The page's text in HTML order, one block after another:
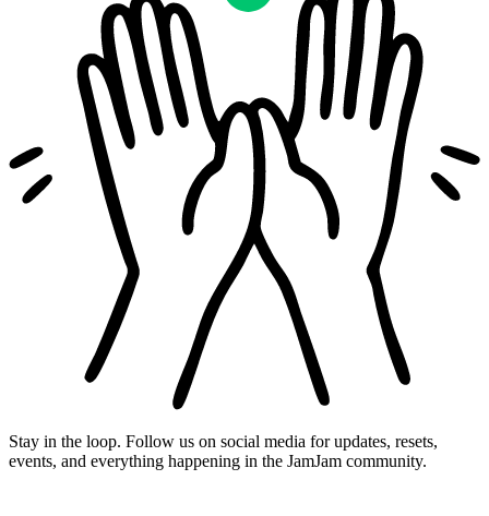
Stay in the loop. Follow us on social media for updates, resets,
events, and everything happening in the JamJam community.